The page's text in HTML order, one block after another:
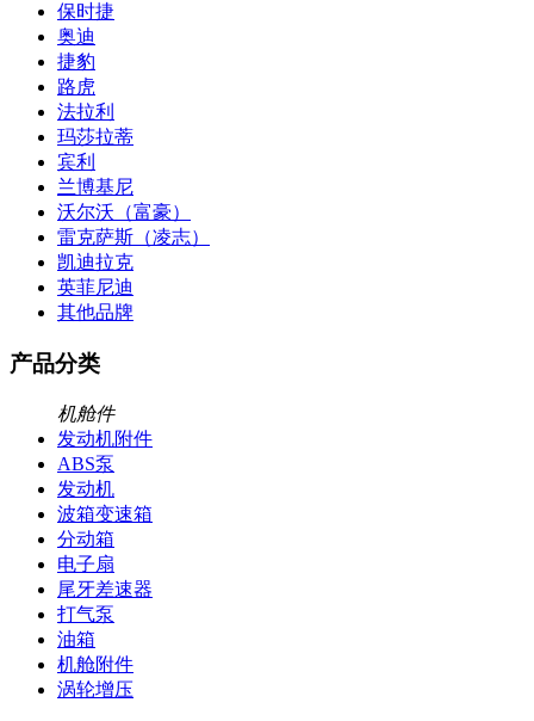
保时捷
奥迪
捷豹
路虎
法拉利
玛莎拉蒂
宾利
兰博基尼
沃尔沃（富豪）
雷克萨斯（凌志）
凯迪拉克
英菲尼迪
其他品牌
产品分类
机舱件
发动机附件
ABS泵
发动机
波箱变速箱
分动箱
电子扇
尾牙差速器
打气泵
油箱
机舱附件
涡轮增压